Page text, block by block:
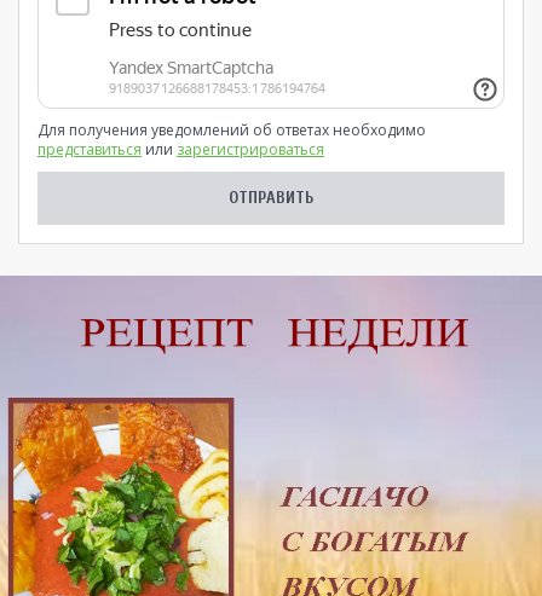
Для получения уведомлений об ответах необходимо
представиться или зарегистрироваться